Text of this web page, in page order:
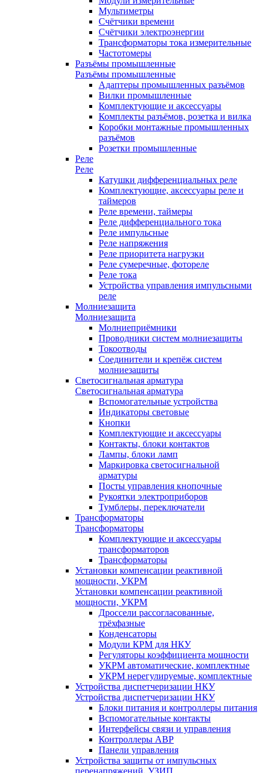
Мультиметры
Счётчики времени
Счётчики электроэнергии
Трансформаторы тока измерительные
Частотомеры
Разъёмы промышленные
Разъёмы промышленные
Адаптеры промышленных разъёмов
Вилки промышленные
Комплектующие и аксессуары
Комплекты разъёмов, розетка и вилка
Коробки монтажные промышленных
разъёмов
Розетки промышленные
Реле
Реле
Катушки дифференциальных реле
Комплектующие, аксессуары реле и
таймеров
Реле времени, таймеры
Реле дифференциального тока
Реле импульсные
Реле напряжения
Реле приоритета нагрузки
Реле сумеречные, фотореле
Реле тока
Устройства управления импульсными
реле
Молниезащита
Молниезащита
Молниеприёмники
Проводники систем молниезащиты
Токоотводы
Соединители и крепёж систем
молниезащиты
Светосигнальная арматура
Светосигнальная арматура
Вспомогательные устройства
Индикаторы световые
Кнопки
Комплектующие и аксессуары
Контакты, блоки контактов
Лампы, блоки ламп
Маркировка светосигнальной
арматуры
Посты управления кнопочные
Рукоятки электроприборов
Тумблеры, переключатели
Трансформаторы
Трансформаторы
Комплектующие и аксессуары
трансформаторов
Трансформаторы
Установки компенсации реактивной
мощности, УКРМ
Установки компенсации реактивной
мощности, УКРМ
Дроссели рассогласованные,
трёхфазные
Конденсаторы
Модули КРМ для НКУ
Регуляторы коэффициента мощности
УКРМ автоматические, комплектные
УКРМ нерегулируемые, комплектные
Устройства диспетчеризации НКУ
Устройства диспетчеризации НКУ
Блоки питания и контроллеры питания
Вспомогательные контакты
Интерфейсы связи и управления
Контроллеры АВР
Панели управления
Устройства защиты от импульсных
перенапряжений, УЗИП